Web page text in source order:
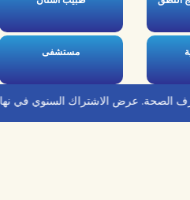
مستشفى
عرض الاشتراك السنوي في نهاية...